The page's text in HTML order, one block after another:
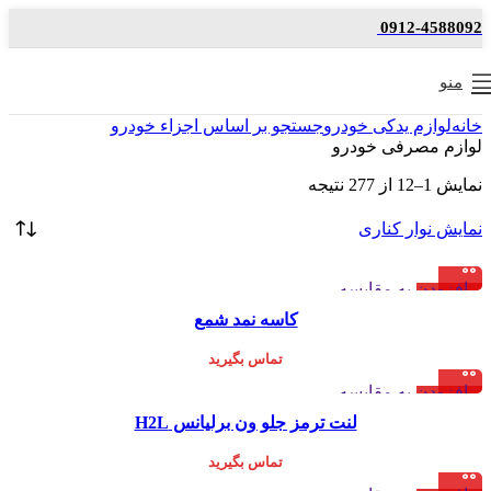
0912-4588092
منو
خانهلوازم یدکی خودروجستجو بر اساس اجزاء خودرو
لوازم مصرفی خودرو
نمایش 1–12 از 277 نتیجه
نمایش نوار کناری
چین
افزودن به مقایسه
کاسه نمد شمع
تماس بگیرید
چین
افزودن به مقایسه
لنت ترمز جلو ون برلیانس H2L
تماس بگیرید